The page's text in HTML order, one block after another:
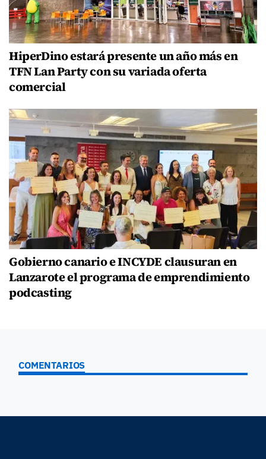
HiperDino estará presente un año más en
TFN Lan Party con su variada oferta
comercial
Gobierno canario e INCYDE clausuran en
Lanzarote el programa de emprendimiento
podcasting
COMENTARIOS